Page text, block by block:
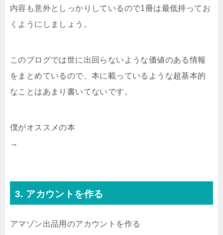
内容も意外としっかりしているので1冊は最低持ってお
くようにしましょう。
このブログでは世に出回らないような価値のある情報
をまとめているので、本に載っているような超基本的
なことはあまり書いてないです。
僕がオススメの本
→
3. アカウントを作る
アマゾン出品用のアカウントを作る